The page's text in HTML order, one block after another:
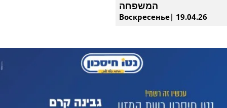
המשפחה
Воскресенье| 19.04.26